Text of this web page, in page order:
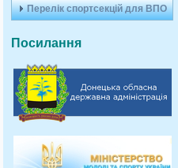
Перелік спортсекцій для ВПО
Посилання